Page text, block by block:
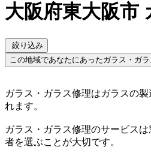
大阪府東大阪市
絞り込み
この地域であなたにあったガラス・ガ
ガラス・ガラス修理はガラスの
れます。
ガラス・ガラス修理のサービス
者を選ぶことが大切です。